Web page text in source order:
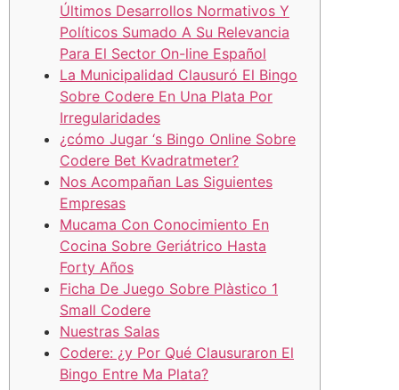
Últimos Desarrollos Normativos Y
Políticos Sumado A Su Relevancia
Para El Sector On-line Español
La Municipalidad Clausuró El Bingo
Sobre Codere En Una Plata Por
Irregularidades
¿cómo Jugar ‘s Bingo Online Sobre
Codere Bet Kvadratmeter?
Nos Acompañan Las Siguientes
Empresas
Mucama Con Conocimiento En
Cocina Sobre Geriátrico Hasta
Forty Años
Ficha De Juego Sobre Plàstico 1
Small Codere
Nuestras Salas
Codere: ¿y Por Qué Clausuraron El
Bingo Entre Ma Plata?